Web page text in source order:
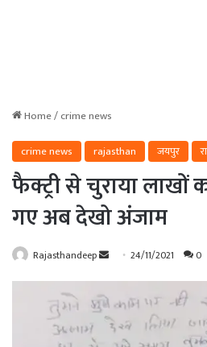
Home/crime news
crime news
rajasthan जयपुर
फैक्ट्री से चुराया
गए अब देखो अंजाम
Rajasthandeep
Send 24/11/2021 0